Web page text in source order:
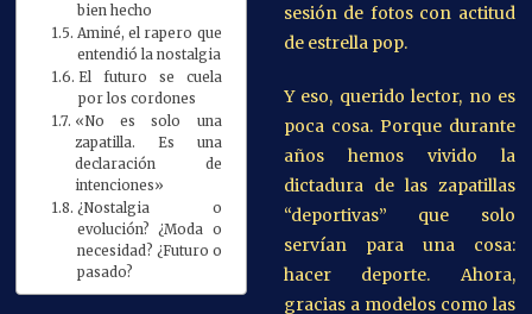
bien hecho
Aminé, el rapero que
entendió la nostalgia
El futuro se cuela
por los cordones
«No es solo una
zapatilla. Es una
declaración de
intenciones»
¿Nostalgia o
evolución? ¿Moda o
necesidad? ¿Futuro o
pasado?
sesión de fotos con actitud
de estrella pop.
Y eso, querido lector, no es
poca cosa. Porque durante
años hemos vivido la
dictadura de las zapatillas
“deportivas” que solo
servían para una cosa:
hacer deporte. Ahora,
gracias a modelos como las